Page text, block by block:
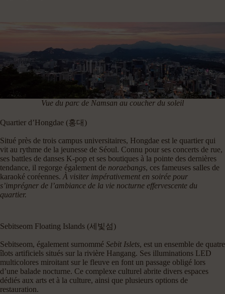
Vue du parc de Namsan au coucher du soleil
Quartier d’Hongdae (홍대)
Situé près de trois campus universitaires, Hongdae est le quartier qui
vit au rythme de la jeunesse de Séoul. Connu pour ses concerts de rue,
ses battles de danses K-pop et ses boutiques à la pointe des dernières
tendance, il regorge également de noraebangs, ces fameuses salles de
karaoké coréennes. À visiter impérativement en soirée pour
s’imprégner de l’ambiance de la vie nocturne effervescente du
quartier.
Sebitseom Floating Islands (세빛섬)
Sebitseom, également surnommé Sebit Islets, est un ensemble de quatre
îlots artificiels situés sur la rivière Hangang. Ses illuminations LED
multicolores miroitant sur le fleuve en font un passage obligé lors
d’une balade nocturne. Ce complexe culturel abrite divers espaces
dédiés aux arts et à la culture, ainsi que plusieurs options de
restauration.